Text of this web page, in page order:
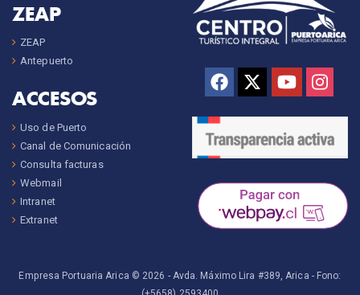
ZEAP
ZEAP
Antepuerto
ACCESOS
Uso de Puerto
Canal de Comunicación
Consulta facturas
Webmail
Intranet
Extranet
Empresa Portuaria Arica © 2026 - Avda. Máximo Lira #389, Arica - Fono: